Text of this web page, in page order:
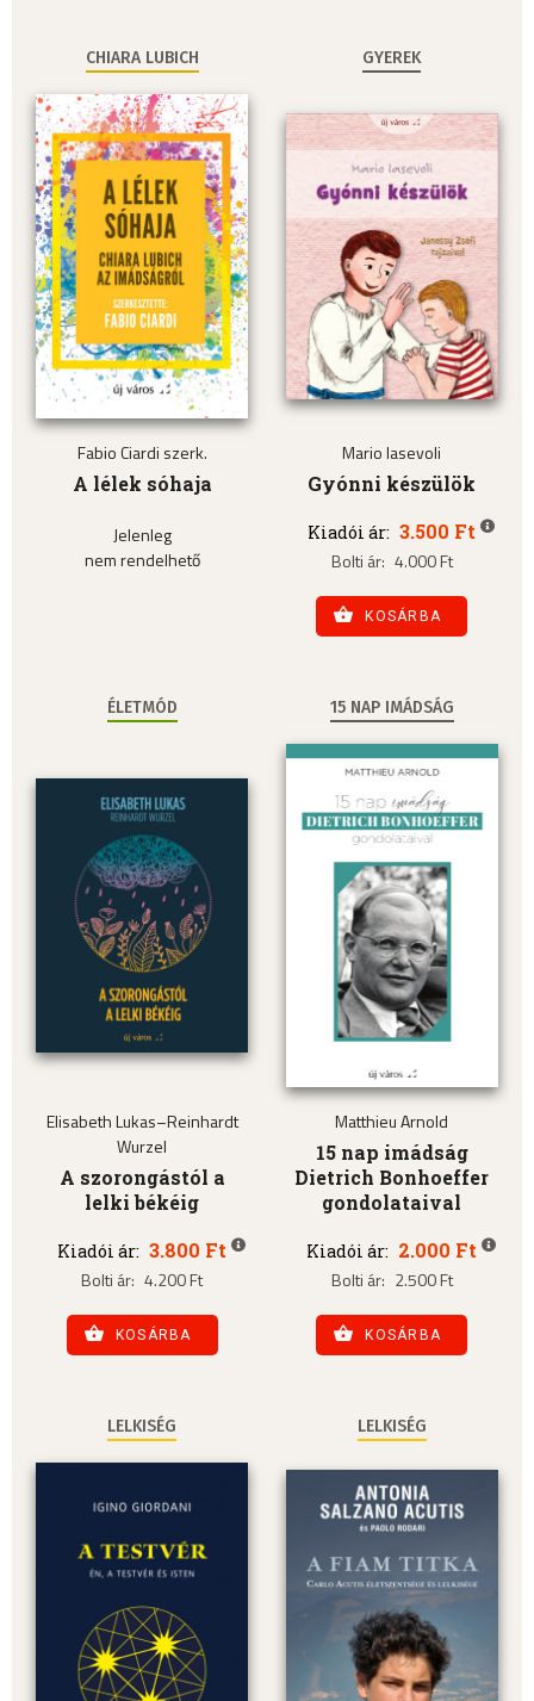
CHIARA LUBICH
Fabio Ciardi szerk.
A lélek sóhaja
Jelenleg
nem rendelhető
GYEREK
Mario Iasevoli
Gyónni készülök
Kiadói ár: 3.500 Ft
Bolti ár: 4.000 Ft
KOSÁRBA
ÉLETMÓD
Elisabeth Lukas–Reinhardt
Wurzel
A szorongástól a
lelki békéig
Kiadói ár: 3.800 Ft
Bolti ár: 4.200 Ft
KOSÁRBA
15 NAP IMÁDSÁG
Matthieu Arnold
15 nap imádság
Dietrich Bonhoeffer
gondolataival
Kiadói ár: 2.000 Ft
Bolti ár: 2.500 Ft
KOSÁRBA
LELKISÉG LELKISÉG